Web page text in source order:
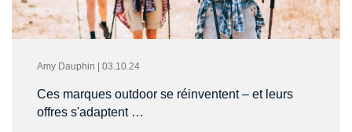
Amy Dauphin | 03.10.24
Ces marques outdoor se réinventent – et leurs
offres s'adaptent …